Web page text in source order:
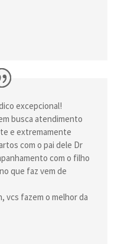
excepcional!
busca atendimento
e extremamente
com o pai dele Dr
com o filho
que faz vem de
vcs fazem o melhor da